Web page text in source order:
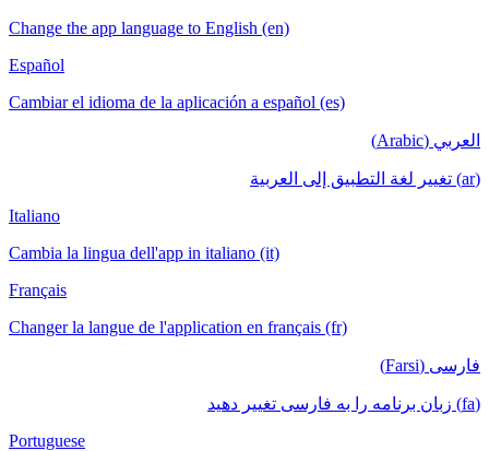
Change the app language to English (en)
Español
Cambiar el idioma de la aplicación a español (es)
العربي (Arabic)
(ar) تغيير لغة التطبيق إلى العربية
Italiano
Cambia la lingua dell'app in italiano (it)
Français
Changer la langue de l'application en français (fr)
فارسی (Farsi)
(fa) زبان برنامه را به فارسی تغییر دهید
Portuguese